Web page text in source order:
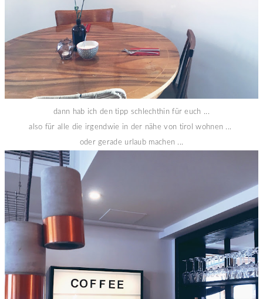
dann hab ich den tipp schlechthin für euch ...
also für alle die irgendwie in der nähe von tirol wohnen ...
oder gerade urlaub machen ...